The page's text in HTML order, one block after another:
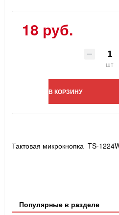
18 руб.
шт
В КОРЗИНУ
Тактовая микрокнопка TS-
Популярные в разделе